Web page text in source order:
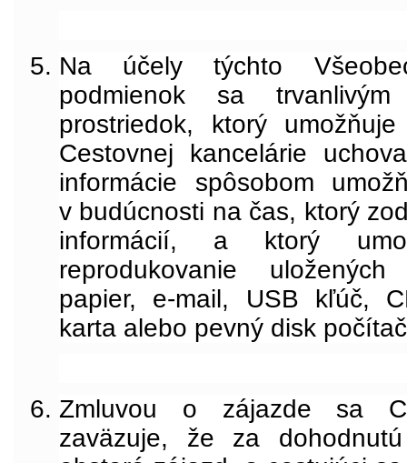
Na účely týchto
podmienok sa trvanlivým
prostriedok, ktorý
Cestovnej kancelárie
informácie spôsobom
v budúcnosti na čas, ktorý
informácií, a ktorý
reprodukovanie
papier, e-mail, USB kľúč,
karta alebo pevný disk
Zmluvou o zájazde sa
zaväzuje, že za